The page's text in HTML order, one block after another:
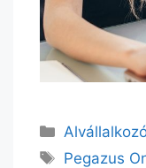
Pegazus